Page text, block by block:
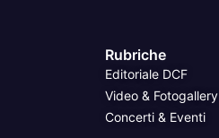
Rubriche
Editoriale DCF
Video & Fotogallery
Concerti & Eventi